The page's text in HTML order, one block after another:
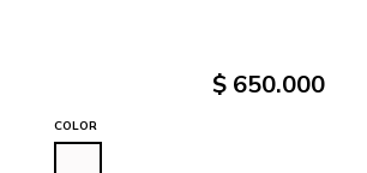
$ 650.000
COLOR